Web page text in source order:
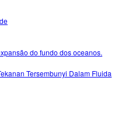
do fundo dos oceanos.
Tersembunyi Dalam Fluida